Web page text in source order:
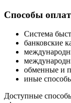
Способы
Система
банковские
обменные и
иные
Доступные